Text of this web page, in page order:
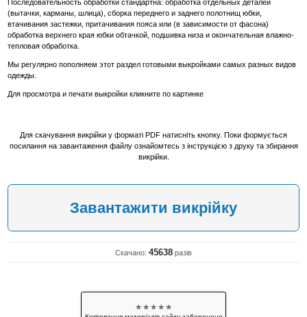
Последовательность обработки стандартна: обработка отдельных деталей
(вытачки, карманы, шлица), сборка переднего и заднего полотнищ юбки,
втачивания застежки, притачивания пояса или (в зависимости от фасона)
обработка верхнего края юбки обтачкой, подшивка низа и окончательная влажно-
тепловая обработка.
Мы регулярно пополняем этот раздел готовыми выкройками самых разных видов
одежды.
Для просмотра и печати выкройки кликните по картинке
Для скачування викрійки у форматі PDF натисніть кнопку. Поки формується
посилання на завантаження файлу ознайомтесь з інструкцією з друку та збирання
викрійки.
Завантажити викрійку
Скачано: 45638 разів
✯ ✯ ✯ ✯ ✯